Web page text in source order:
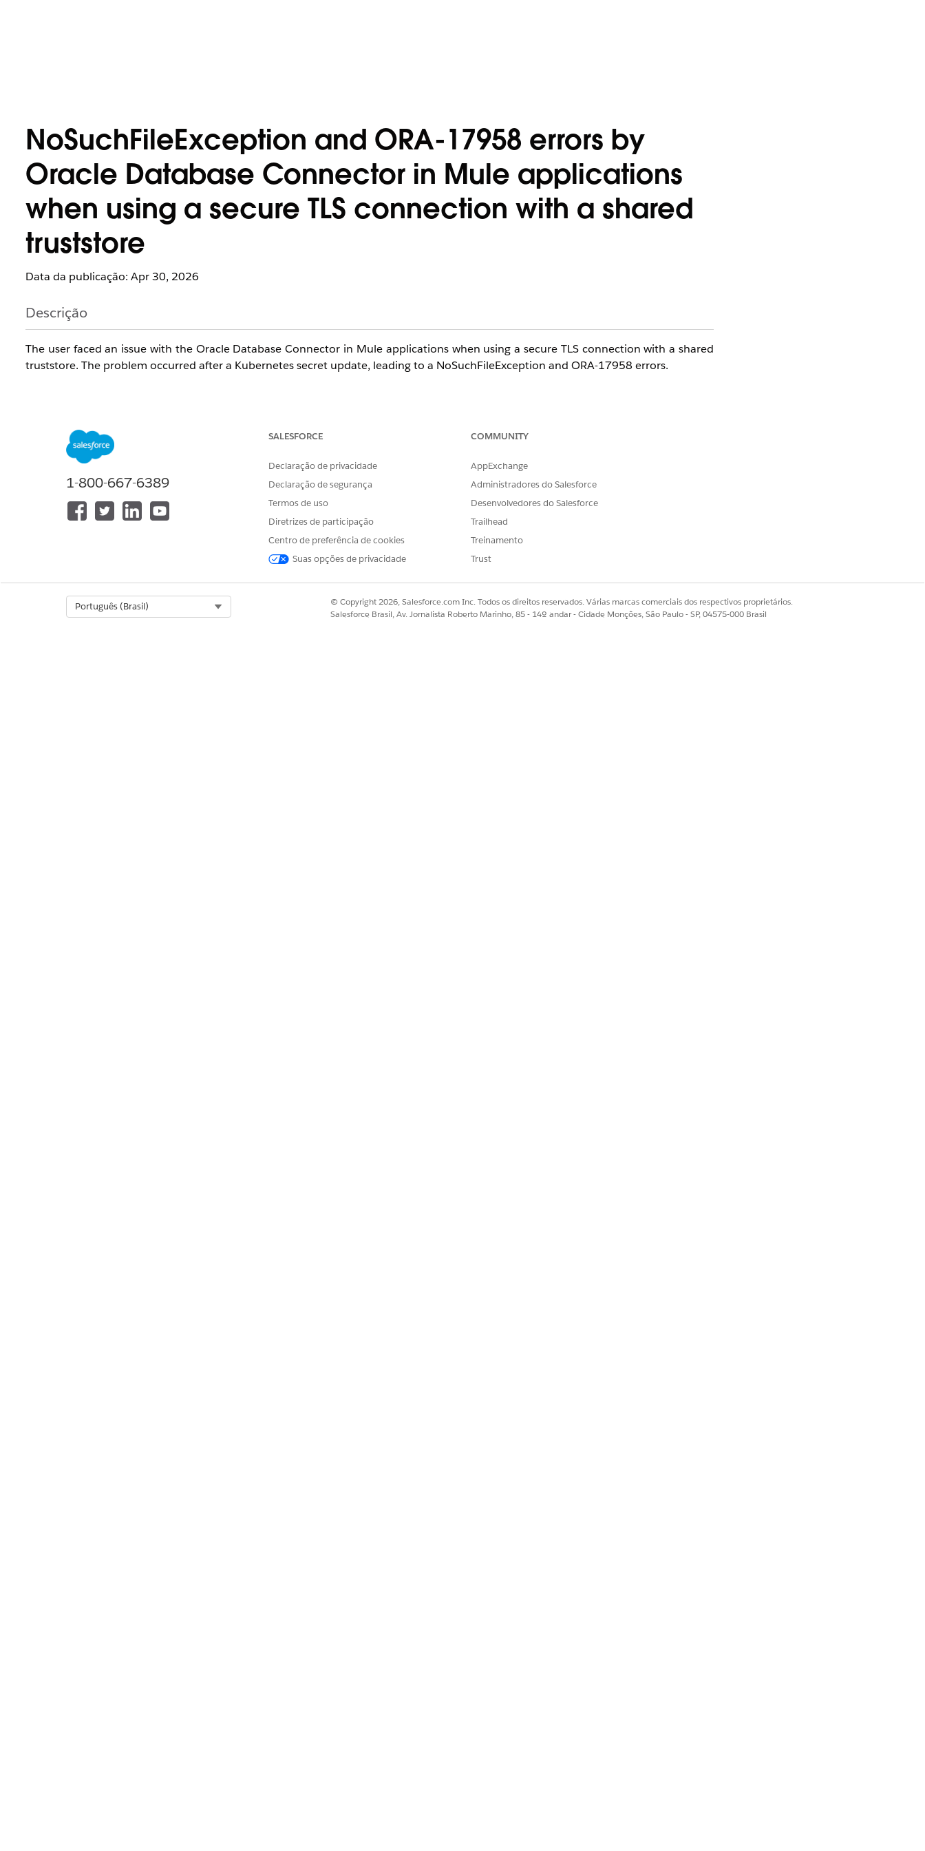
NoSuchFileException and ORA-17958 errors by
Oracle Database Connector in Mule applications
when using a secure TLS connection with a shared
truststore
Data da publicação: Apr 30, 2026
Descrição
The user faced an issue with the Oracle Database Connector in Mule applications when using a secure TLS connection with a shared
truststore. The problem occurred after a Kubernetes secret update, leading to a NoSuchFileException and ORA-17958 errors.
Restart the Mule application after updating the truststore or secret to ensure the new truststore is correctly loaded and the TLS
context is reinitialised.
Ensure the truststore file path remains stable and does not change during Kubernetes secret updates to avoid issues with the
cached path in the JVM.
Número do artigo do Knowledge
ESTE ARTIGO RESOLVEU SEU PROBLEMA?
Diga-nos para podermos melhorar!
Sim Não
1-800-667-6389
SALESFORCE
Declaração de privacidade
Declaração de segurança
Termos de uso
Diretrizes de participação
Centro de preferência de cookies
Suas opções de privacidade
COMMUNITY
AppExchange
Administradores do Salesforce
Desenvolvedores do Salesforce
Trailhead
Treinamento
Trust
Português (Brasil)
© Copyright 2026, Salesforce.com Inc. Todos os direitos reservados. Várias marcas comerciais dos respectivos proprietários.
Salesforce Brasil, Av. Jornalista Roberto Marinho, 85 - 14º andar - Cidade Monções, São Paulo - SP, 04575-000 Brasil